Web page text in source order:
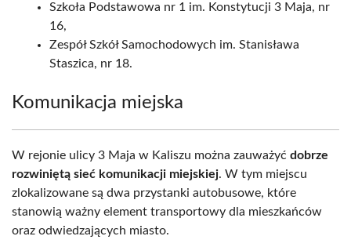
Szkoła Podstawowa nr 1 im. Konstytucji 3 Maja, nr
16,
Zespół Szkół Samochodowych im. Stanisława
Staszica, nr 18.
Komunikacja miejska
W rejonie ulicy 3 Maja w Kaliszu można zauważyć dobrze
rozwiniętą sieć komunikacji miejskiej. W tym miejscu
zlokalizowane są dwa przystanki autobusowe, które
stanowią ważny element transportowy dla mieszkańców
oraz odwiedzających miasto.